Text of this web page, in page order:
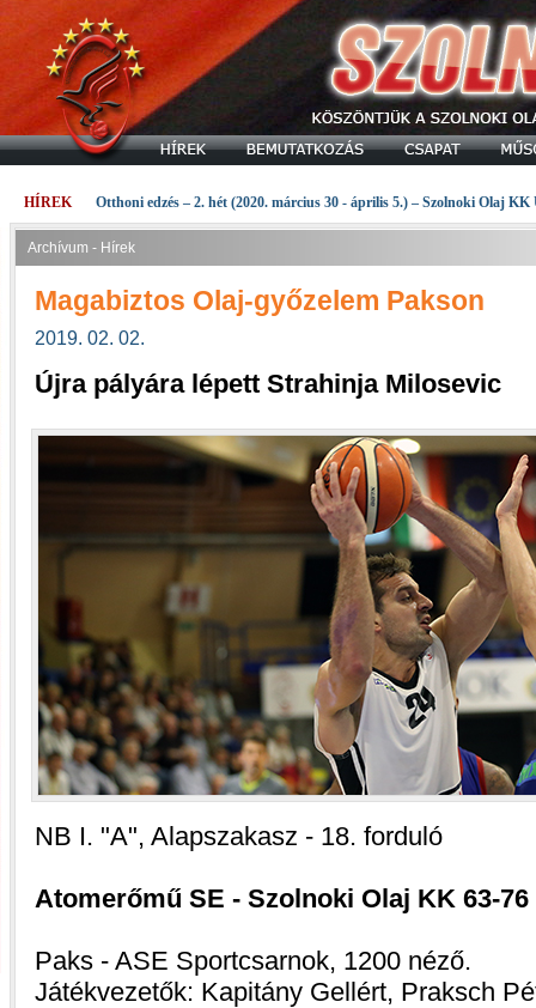
HÍREK Otthoni edzés – 2. hét (2020. március 30 - április 5.) – Szolnoki Olaj KK
Archívum - Hírek
Magabiztos Olaj-győzelem Pakson
2019. 02. 02.
Újra pályára lépett Strahinja Milosevic
NB I. "A", Alapszakasz - 18. forduló
Atomerőmű SE - Szolnoki Olaj KK 63-76
Paks - ASE Sportcsarnok, 1200 néző.
Játékvezetők: Kapitány Gellért, Praksch